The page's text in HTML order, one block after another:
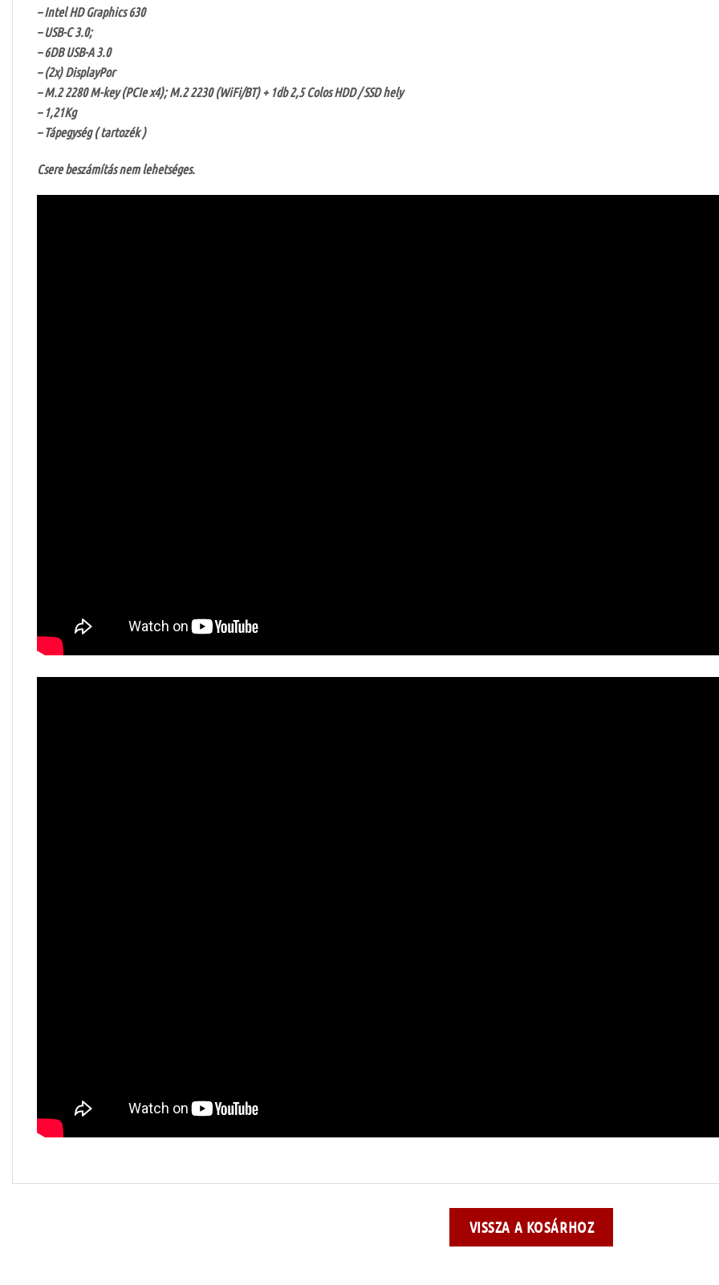
– Intel HD Graphics 630
– USB-C 3.0;
– 6DB USB-A 3.0
– (2x) DisplayPor
– M.2 2280 M-key (PCIe x4); M.2 2230 (WiFi/BT) + 1db 2,5 Colos HDD / SSD hely
– 1,21Kg
– Tápegység ( tartozék )
Csere beszámítás nem lehetséges.
VISSZA A KOSÁRHOZ